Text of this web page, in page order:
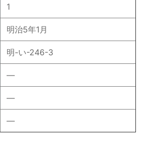
1
明治5年1月
明-い-246-3
―
―
―